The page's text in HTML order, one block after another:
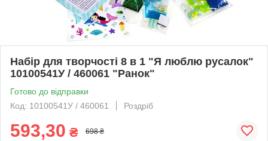
Набір для творчості 8 в 1 "Я люблю русалок"
10100541У / 460061 "Ранок"
Готово до відправки
Код: 10100541У / 460061
Роздріб
593,30 ₴ 698 ₴